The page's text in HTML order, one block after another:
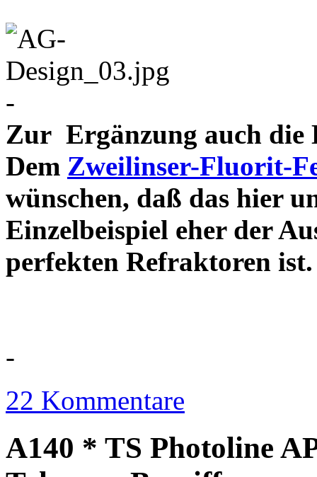
-
Zur Ergänzung auch die
Dem Zweilinser-Fluorit-
wünschen, daß das hier
Einzelbeispiel eher der
perfekten
-
22 Kommentare
A140 * TS Photoline